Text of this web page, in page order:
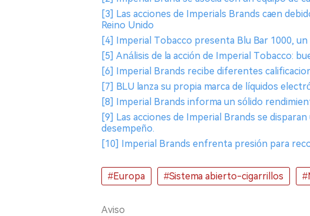
[3] Las acciones de Imperials Brands caen
Reino Unido
[4] Imperial Tobacco presenta Blu Bar 1000,
[5] Análisis de la acción de Imperial Tobacco:
[6] Imperial Brands recibe diferentes
[7] BLU lanza su propia marca de líquidos
[8] Imperial Brands informa un sólido
[9] Las acciones de Imperial Brands se
desempeño.
[10] Imperial Brands enfrenta presión para
#Europa #Sistema abierto-cigarrillos
Aviso